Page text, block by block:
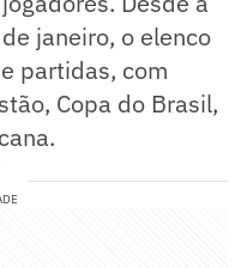
janeiro, o elenco
partidas, com
Copa do Brasil,